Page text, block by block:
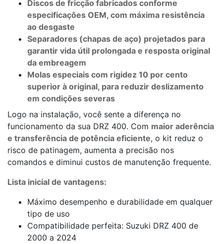
Discos de fricção fabricados conforme
especificações OEM, com máxima resistência
ao desgaste
Separadores (chapas de aço) projetados para
garantir vida útil prolongada e resposta original
da embreagem
Molas especiais com rigidez 10 por cento
superior à original, para reduzir deslizamento
em condições severas
Logo na instalação, você sente a diferença no
funcionamento da sua DRZ 400. Com maior aderência
e transferência de potência eficiente, o kit reduz o
risco de patinagem, aumenta a precisão nos
comandos e diminui custos de manutenção frequente.
Lista inicial de vantagens:
Máximo desempenho e durabilidade em qualquer
tipo de uso
Compatibilidade perfeita: Suzuki DRZ 400 de
2000 a 2024